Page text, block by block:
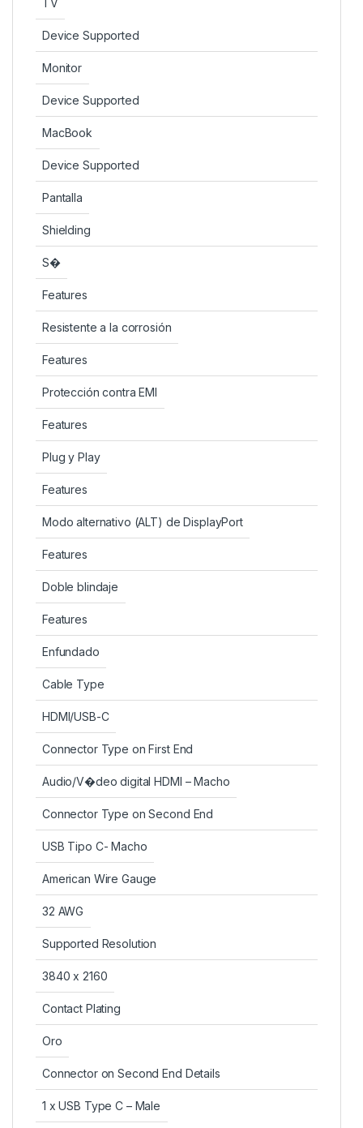
Device Supported
Monitor
Device Supported
MacBook
Device Supported
Pantalla
Shielding
S�
Features
Resistente a la corrosión
Features
Protección contra EMI
Features
Plug y Play
Features
Modo alternativo (ALT) de DisplayPort
Features
Doble blindaje
Features
Enfundado
Cable Type
HDMI/USB-C
Connector Type on First End
Audio/V�deo digital HDMI – Macho
Connector Type on Second End
USB Tipo C- Macho
American Wire Gauge
32 AWG
Supported Resolution
3840 x 2160
Contact Plating
Oro
Connector on Second End Details
1 x USB Type C – Male